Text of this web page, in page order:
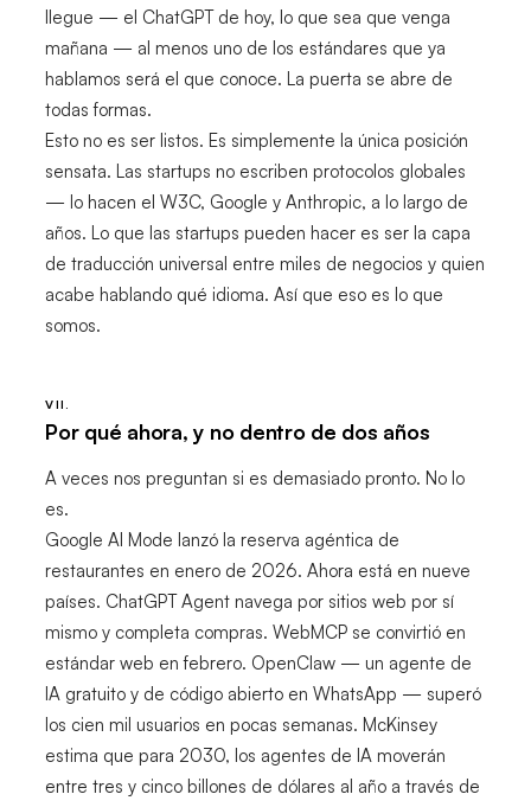
llegue — el ChatGPT de hoy, lo que sea que venga
mañana — al menos uno de los estándares que ya
hablamos será el que conoce. La puerta se abre de
todas formas.
Esto no es ser listos. Es simplemente la única posición
sensata. Las startups no escriben protocolos globales
— lo hacen el W3C, Google y Anthropic, a lo largo de
años. Lo que las startups pueden hacer es ser la capa
de traducción universal entre miles de negocios y quien
acabe hablando qué idioma. Así que eso es lo que
somos.
VII.
Por qué ahora, y no dentro de dos años
A veces nos preguntan si es demasiado pronto. No lo
es.
Google AI Mode lanzó la reserva agéntica de
restaurantes en enero de 2026. Ahora está en nueve
países. ChatGPT Agent navega por sitios web por sí
mismo y completa compras. WebMCP se convirtió en
estándar web en febrero. OpenClaw — un agente de
IA gratuito y de código abierto en WhatsApp — superó
los cien mil usuarios en pocas semanas. McKinsey
estima que para 2030, los agentes de IA moverán
entre tres y cinco billones de dólares al año a través de